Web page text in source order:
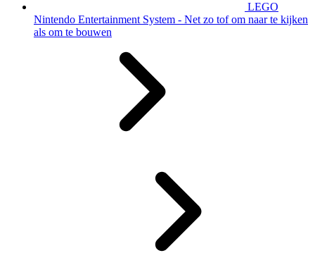
LEGO
Nintendo Entertainment System - Net zo tof om naar te kijken
als om te bouwen